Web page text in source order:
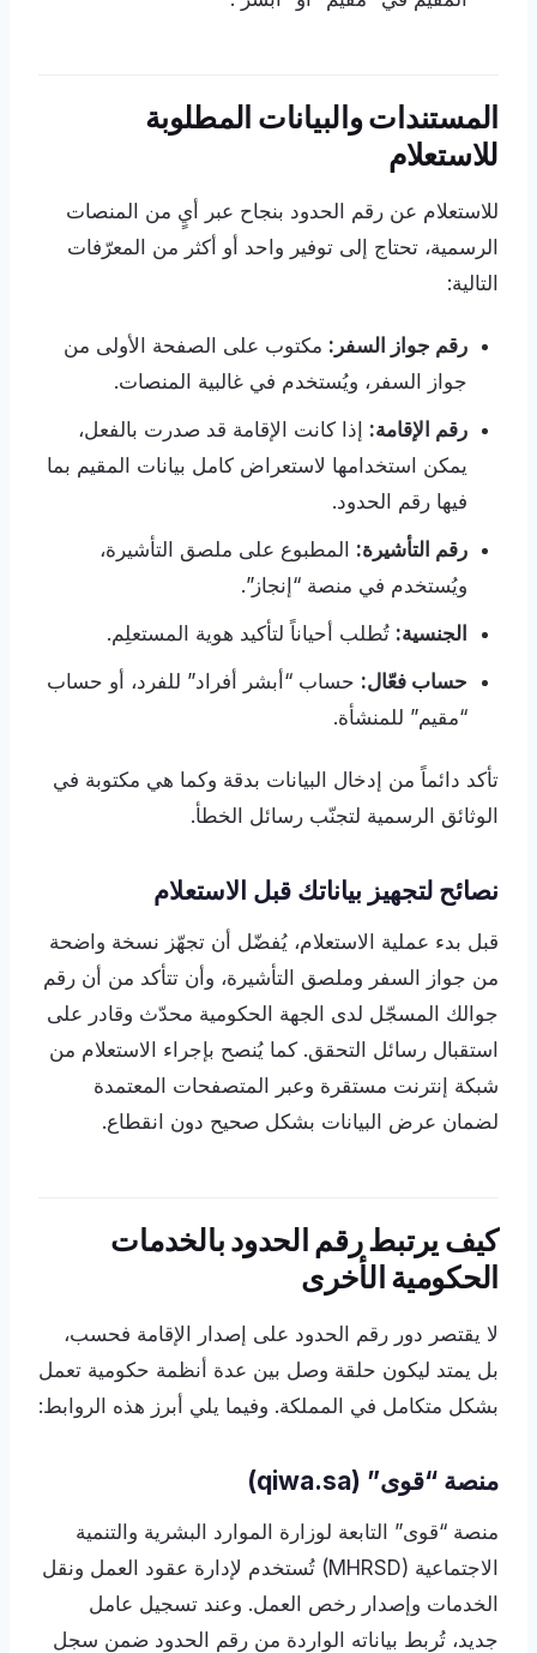
المستندات والبيانات المطلوبة
للاستعلام
للاستعلام عن رقم الحدود بنجاح عبر أيٍ من المنصات
الرسمية، تحتاج إلى توفير واحد أو أكثر من المعرّفات
التالية:
رقم جواز السفر: مكتوب على الصفحة الأولى من
جواز السفر، ويُستخدم في غالبية المنصات.
رقم الإقامة: إذا كانت الإقامة قد صدرت بالفعل،
يمكن استخدامها لاستعراض كامل بيانات المقيم بما
فيها رقم الحدود.
رقم التأشيرة: المطبوع على ملصق التأشيرة،
ويُستخدم في منصة “إنجاز”.
الجنسية: تُطلب أحياناً لتأكيد هوية المستعلِم.
حساب فعّال: حساب “أبشر أفراد” للفرد، أو حساب
“مقيم” للمنشأة.
تأكد دائماً من إدخال البيانات بدقة وكما هي مكتوبة في
الوثائق الرسمية لتجنّب رسائل الخطأ.
نصائح لتجهيز بياناتك قبل الاستعلام
قبل بدء عملية الاستعلام، يُفضّل أن تجهّز نسخة واضحة
من جواز السفر وملصق التأشيرة، وأن تتأكد من أن رقم
جوالك المسجّل لدى الجهة الحكومية محدّث وقادر على
استقبال رسائل التحقق. كما يُنصح بإجراء الاستعلام من
شبكة إنترنت مستقرة وعبر المتصفحات المعتمدة
لضمان عرض البيانات بشكل صحيح دون انقطاع.
كيف يرتبط رقم الحدود بالخدمات
الحكومية الأخرى
لا يقتصر دور رقم الحدود على إصدار الإقامة فحسب،
بل يمتد ليكون حلقة وصل بين عدة أنظمة حكومية تعمل
بشكل متكامل في المملكة. وفيما يلي أبرز هذه الروابط:
منصة “قوى” (qiwa.sa)
منصة “قوى” التابعة لوزارة الموارد البشرية والتنمية
الاجتماعية (MHRSD) تُستخدم لإدارة عقود العمل ونقل
الخدمات وإصدار رخص العمل. وعند تسجيل عامل
جديد، تُربط بياناته الواردة من رقم الحدود ضمن سجل